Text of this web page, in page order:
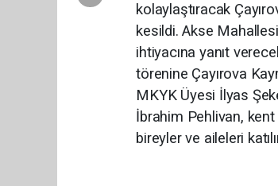
kolaylaştıracak
kesildi. Akse
ihtiyacına yanıt
törenine Çayırova
MKYK Üyesi İlyas
İbrahim Pehlivan,
bireyler ve aileleri